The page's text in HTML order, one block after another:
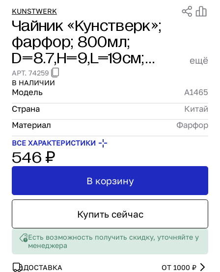
Проектирование
Сервис и монтаж
ПОКУПАТЕЛЯМ
Доставка и оплата
Гарантия и возврат
Лизинг
Акции
О GRANBAZAR
О нас
Бренды
Контакты
KUNSTWERK
Чайник «Кунстверк»;
фарфор; 800мл;
D=8.7,H=9,L=19см;
белый KunstWerk A1465
ещё
АРТ. 74259
В НАЛИЧИИ
Модель
A1465
Страна
Китай
Материал
Фарфор
ВСЕ ХАРАКТЕРИСТИКИ
546 ₽
Купить сейчас
В корзину
Есть возможность получить скидку, уточняйте у
менеджера
ДОСТАВКА ОТ 1000 ₽